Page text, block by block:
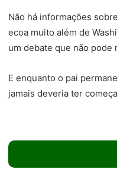
Não há informações
ecoa muito além de
um debate que não pode
E enquanto o pai
jamais deveria ter